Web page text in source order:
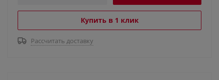
Купить в 1 клик
Рассчитать доставку